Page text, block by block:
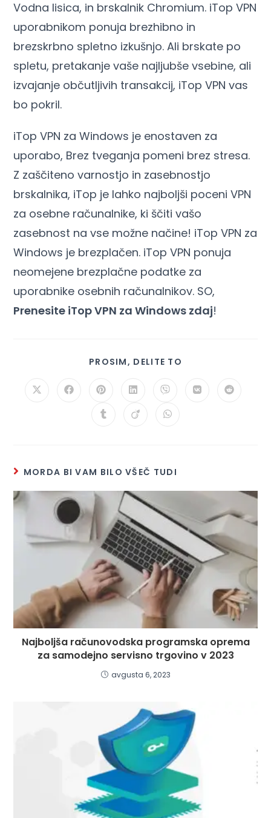
Vodna lisica, in brskalnik Chromium. iTop VPN
uporabnikom ponuja brezhibno in
brezskrbno spletno izkušnjo. Ali brskate po
spletu, pretakanje vaše najljubše vsebine, ali
izvajanje občutljivih transakcij, iTop VPN vas
bo pokril.
iTop VPN za Windows je enostaven za
uporabo, Brez tveganja pomeni brez stresa.
Z zaščiteno varnostjo in zasebnostjo
brskalnika, iTop je lahko najboljši poceni VPN
za osebne računalnike, ki ščiti vašo
zasebnost na vse možne načine! iTop VPN za
Windows je brezplačen. iTop VPN ponuja
neomejene brezplačne podatke za
uporabnike osebnih računalnikov. SO,
Prenesite iTop VPN za Windows zdaj!
PROSIM, DELITE TO
MORDA BI VAM BILO VŠEČ TUDI
Najboljša računovodska programska oprema
za samodejno servisno trgovino v 2023
avgusta 6, 2023